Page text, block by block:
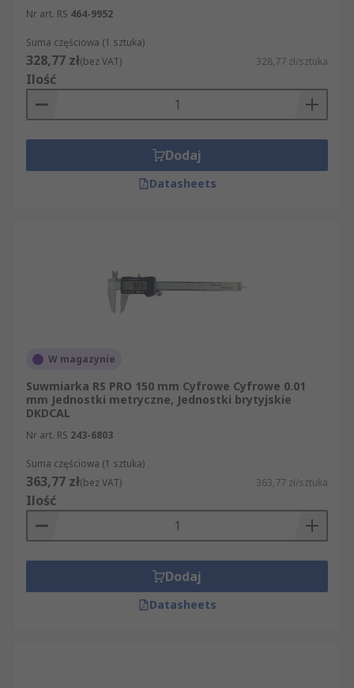
Nr art. RS 464-9952
Suma częściowa (1 sztuka)
328,77 zł(bez VAT) 328,77 zł/sztuka
Ilość
Dodaj
Datasheets
W magazynie
Suwmiarka RS PRO 150 mm Cyfrowe Cyfrowe 0.01
mm Jednostki metryczne, Jednostki brytyjskie
DKDCAL
Nr art. RS 243-6803
Suma częściowa (1 sztuka)
363,77 zł(bez VAT) 363,77 zł/sztuka
Ilość
Dodaj
Datasheets